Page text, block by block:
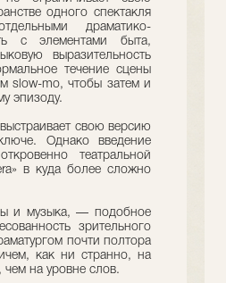
одного спектакля
драматико-
с элементами быта,
выразительность
течение сцены
slow-mo, чтобы затем и
эпизоду.
свою версию
Однако введение
театральной
в куда более сложно
и музыка, — подобное
зрительного
почти полтора
как ни странно, на
на уровне слов.